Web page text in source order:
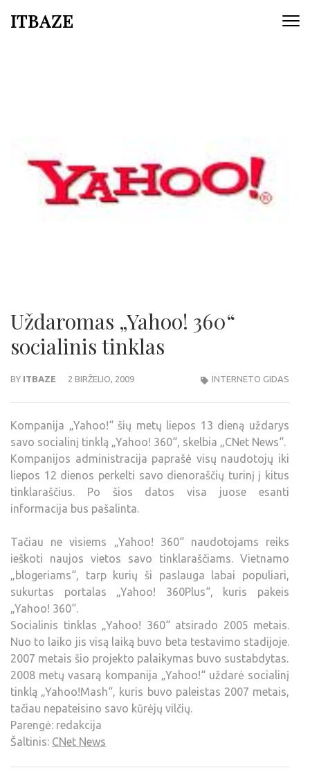
ITBAZE
Uždaromas „Yahoo! 360“
socialinis tinklas
BY ITBAZE 2 BIRŽELIO, 2009 INTERNETO GIDAS
Kompanija „Yahoo!“ šių metų liepos 13 dieną uždarys
savo socialinį tinklą „Yahoo! 360“, skelbia „CNet News“.
Kompanijos administracija paprašė visų naudotojų iki
liepos 12 dienos perkelti savo dienoraščių turinį į kitus
tinklaraščius. Po šios datos visa juose esanti
informacija bus pašalinta.
Tačiau ne visiems „Yahoo! 360“ naudotojams reiks
ieškoti naujos vietos savo tinklaraščiams. Vietnamo
„blogeriams“, tarp kurių ši paslauga labai populiari,
sukurtas portalas „Yahoo! 360Plus“, kuris pakeis
„Yahoo! 360“.
Socialinis tinklas „Yahoo! 360“ atsirado 2005 metais.
Nuo to laiko jis visą laiką buvo beta testavimo stadijoje.
2007 metais šio projekto palaikymas buvo sustabdytas.
2008 metų vasarą kompanija „Yahoo!“ uždarė socialinį
tinklą „Yahoo!Mash“, kuris buvo paleistas 2007 metais,
tačiau nepateisino savo kūrėjų vilčių.
Parengė: redakcija
Šaltinis: CNet News